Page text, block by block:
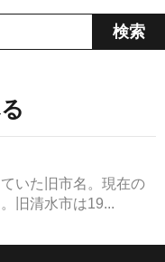
いた旧市名。現在の
旧清水市は19...